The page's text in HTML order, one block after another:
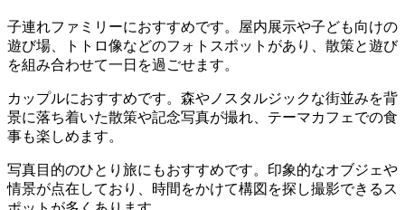
子連れファミリーにおすすめです。屋内展示や子ども向けの
遊び場、トトロ像などのフォトスポットがあり、散策と遊び
を組み合わせて一日を過ごせます。
カップルにおすすめです。森やノスタルジックな街並みを背
景に落ち着いた散策や記念写真が撮れ、テーマカフェでの食
事も楽しめます。
写真目的のひとり旅にもおすすめです。印象的なオブジェや
情景が点在しており、時間をかけて構図を探し撮影できるス